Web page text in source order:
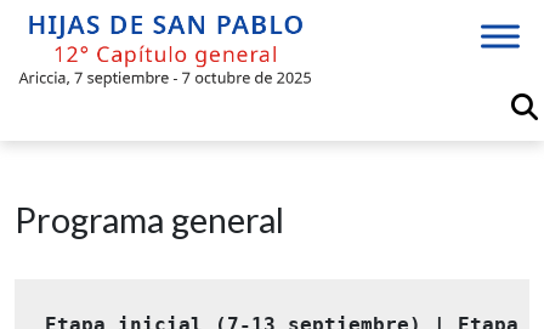
Skip
content
Programa general